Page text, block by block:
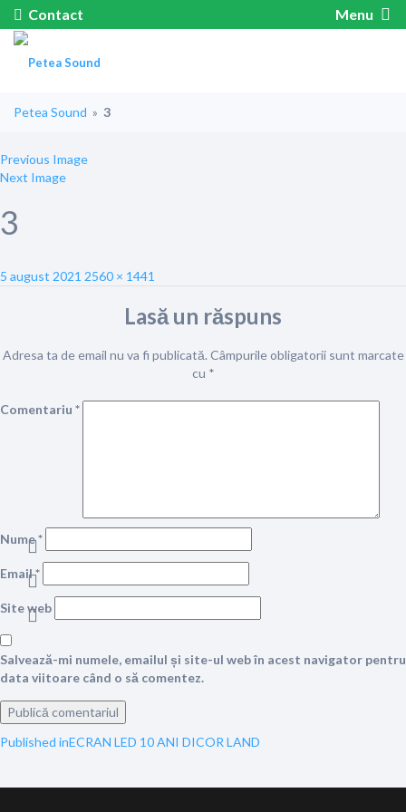
Contact Menu
Petea Sound » 3
Previous Image
Next Image
3
Posted
5 august 2021 Full
2560 × 1441
Lasă un răspuns
Adresa ta de email nu va fi publicată. Câmpurile obligatorii sunt marcate
cu *
Comentariu *
Nume*
Email*
Site web
Salvează-mi numele, emailul și site-ul web în acest navigator pentru
data viitoare când o să comentez.
Navigare
Published inECRAN LED 10 ANI DICOR LAND